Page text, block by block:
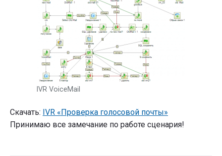
IVR VoiceMail
Скачать: IVR «Проверка голосовой почты»
Принимаю все замечание по работе сценария!